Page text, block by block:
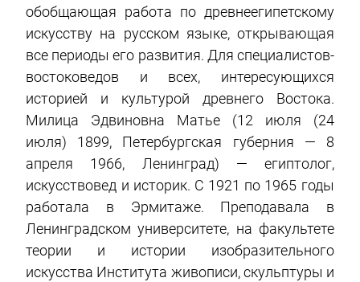
обобщающая работа по древнеегипетскому
искусству на русском языке, открывающая
все периоды его развития. Для специалистов-
востоковедов и всех, интересующихся
историей и культурой древнего Востока.
Милица Эдвиновна Матье (12 июля (24
июля) 1899, Петербургская губерния — 8
апреля 1966, Ленинград) — египтолог,
искусствовед и историк. С 1921 по 1965 годы
работала в Эрмитаже. Преподавала в
Ленинградском университете, на факультете
теории и истории изобразительного
искусства Института живописи, скульптуры и